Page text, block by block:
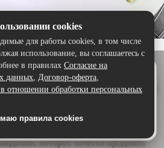
шедевр для истинных гурманов.
пропитанный ароматным
крем обволакивает язык,
Каждый кусочек — это
которое хочется продлить
— быстрее и комфортнее,
в Google Play
cookies
для работы cookies, в том числе
использование, вы соглашаетесь с
в правилах Согласие на
данных, Договор-оферта,
обработки персональных
правила cookies